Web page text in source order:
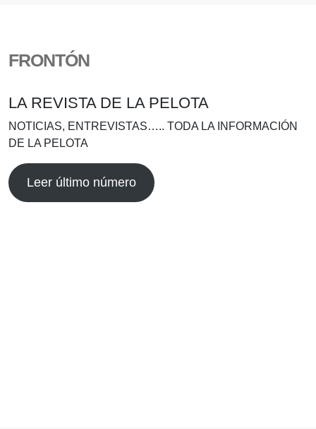
FRONTÓN
LA REVISTA DE LA PELOTA
NOTICIAS, ENTREVISTAS….. TODA LA INFORMACIÓN
DE LA PELOTA
Leer último número